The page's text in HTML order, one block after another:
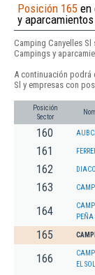
Posición 165 en
y
Camping Canyelles
Campings y
A continuación podrá
Sl y empresas con
Posición
Sector
160
161
162
163
164
PEÑA
165
166
EL